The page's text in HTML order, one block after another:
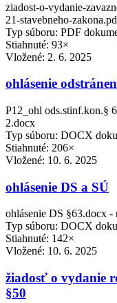
ziadost-o-vydanie-
21-stavebneho-
Typ súboru: PDF
Stiahnuté: 93×
Vložené: 2. 6. 2025
ohlásenie
P12_ohl ods.stinf.kon.§
2.docx
Typ súboru: DOCX
Stiahnuté: 206×
Vložené: 10. 6. 2025
ohlásenie DS a SÚ
ohlásenie DS §63.docx -
Typ súboru: DOCX
Stiahnuté: 142×
Vložené: 10. 6. 2025
žiadosť o vydanie
§50